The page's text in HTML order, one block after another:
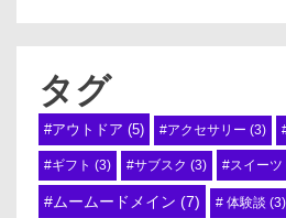
タグ
#アウトドア (5) #アクセサリー (3)
#ギフト (3) #サブスク (3) #スイーツ
#ムームードメイン (7) # 体験談 (3)